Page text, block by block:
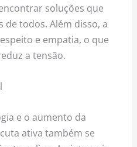
soluções que
de todos. Além disso, a
e empatia, o que
a tensão.
e o aumento da
ativa também se